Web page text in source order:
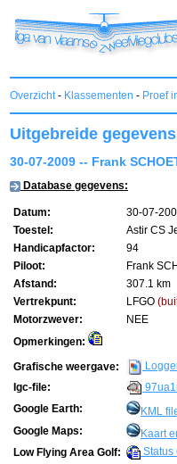
Overzicht- Klassementen - Proef
Uitgebreide
30-07-2009 -- Frank
Database gegevens:
Datum: 30-07-
Toestel:
Astir CS
Handicapfactor:
94
Piloot:
Frank
Afstand:
307.1 km
Vertrekpunt:
LFGO
Motorzwever:
NEE
Opmerkingen:
Grafische weergave:
Igc-file:
Google Earth:
KML
Google Maps:
Kaart
Low Flying Area Golf:
Status